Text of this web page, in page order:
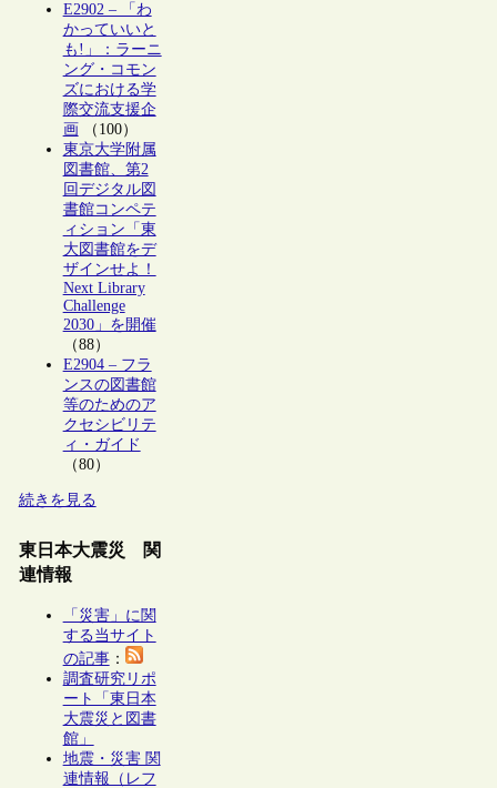
E2902 – 「わ
かっていいと
も!」：ラーニ
ング・コモン
ズにおける学
際交流支援企
画 （100）
東京大学附属
図書館、第2
回デジタル図
書館コンペテ
ィション「東
大図書館をデ
ザインせよ！
Next Library
Challenge
2030」を開催
（88）
E2904 – フラ
ンスの図書館
等のためのア
クセシビリテ
ィ・ガイド
（80）
続きを見る
東日本大震災 関
連情報
「災害」に関
する当サイト
の記事：
調査研究リポ
ート「東日本
大震災と図書
館」
地震・災害 関
連情報（レフ